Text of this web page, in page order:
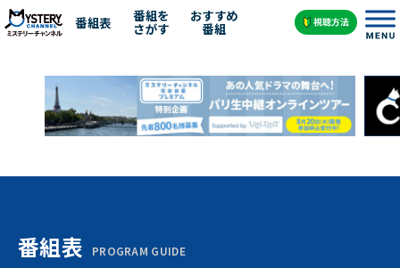
番組表 番組を
さがす
おすすめ
番組
番組表 PROGRAM GUIDE